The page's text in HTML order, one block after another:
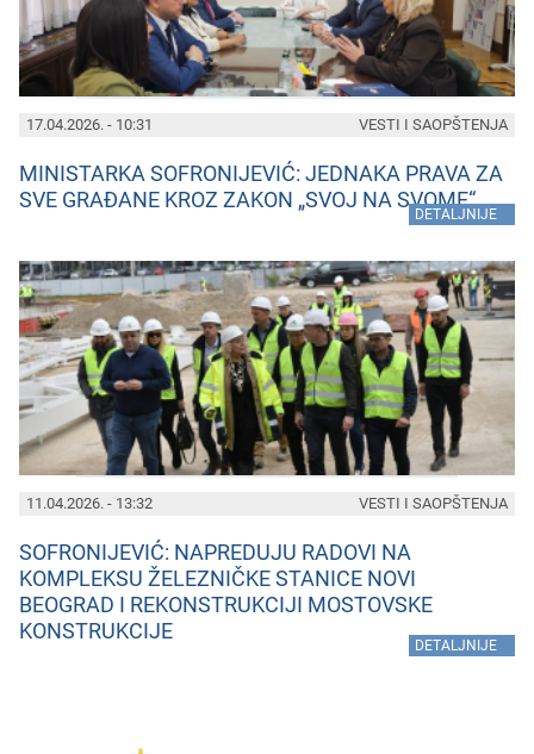
17.04.2026. - 10:31
MINISTARKA SOFRONIJEVIĆ: JEDNAKA PRAVA ZA
SVE GRAĐANE KROZ ZAKON „SVOJ NA SVOME“
DETALJNIJE
VESTI I SAOPŠTENJA
11.04.2026. - 13:32
SOFRONIJEVIĆ: NAPREDUJU RADOVI NA
KOMPLEKSU ŽELEZNIČKE STANICE NOVI
BEOGRAD I REKONSTRUKCIJI MOSTOVSKE
KONSTRUKCIJE
DETALJNIJE
VESTI I SAOPŠTENJA